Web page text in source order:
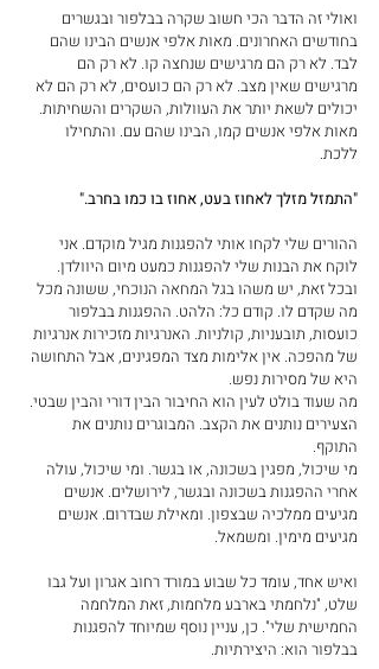
ואולי זה הדבר הכי חשוב שקרה בבלפור ובגשרים
בחודשים האחרונים. מאות אלפי אנשים הבינו שהם
לבד. לא רק הם מרגישים שנחצה קו. לא רק הם
מרגישים שאין מצב. לא רק הם כועסים, לא רק הם לא
יכולים לשאת יותר את העוולות, השקרים והשחיתות.
מאות אלפי אנשים קמו, הבינו שהם עם. והתחילו
ללכת.
"התמזל מזלך לאחוז בעט, אחוז בו כמו בחרב."
ההורים שלי לקחו אותי להפגנות מגיל מוקדם. אני
לוקח את הבנות שלי להפגנות כמעט מיום היוולדן.
ובכל זאת, יש משהו בגל המחאה הנוכחי, ששונה מכל
מה שקדם לו. קודם כל: הלהט. ההפגנות בבלפור
כועסות, תובעניות, קולניות. האנרגיות מזכירות אנרגיות
של מהפכה. אין אלימות מצד המפגינים, אבל התחושה
היא של מסירות נפש.
מה שעוד בולט לעין הוא החיבור הבין דורי והבין שבטי.
הצעירים נותנים את הקצב. המבוגרים נותנים את
התוקף.
מי שיכול, מפגין בשכונה, או בגשר. ומי שיכול, עולה
אחרי ההפגנות בשכונה ובגשר, לירושלים. אנשים
מגיעים ממלכיה שבצפון. ומאילת שבדרום. אנשים
מגיעים מימין. ומשמאל.
ואיש אחד, עומד כל שבוע במורד רחוב אגרון ועל גבו
שלט, "נלחמתי בארבע מלחמות, זאת המלחמה
החמישית שלי". כן, עניין נוסף שמיוחד להפגנות
בבלפור הוא: היצירתיות.